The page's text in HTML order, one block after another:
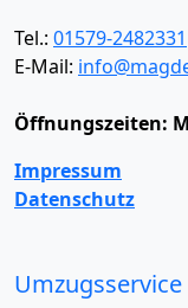
Tel.: 01579-2482331
E-Mail:
Öffnungszeiten:
Impressum
Datenschutz
Umzugsservice